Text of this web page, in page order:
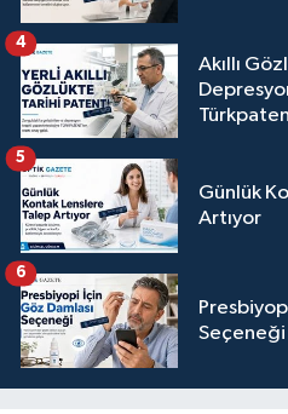
Akıllı
4
Günlük
Artıyor
5
Seçeneği
6